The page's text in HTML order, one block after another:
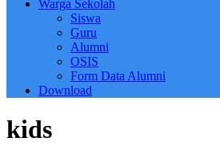
Warga Sekolah
Siswa
Guru
Alumni
OSIS
Form Data Alumni
Download
kids